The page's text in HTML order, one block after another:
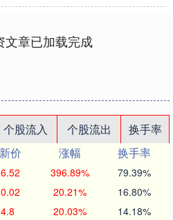
文章已加载完成
个股流入 个股流出
换手率
价 涨幅
换手率
396.89% 79.39%
20.21% 16.80%
20.03% 14.18%